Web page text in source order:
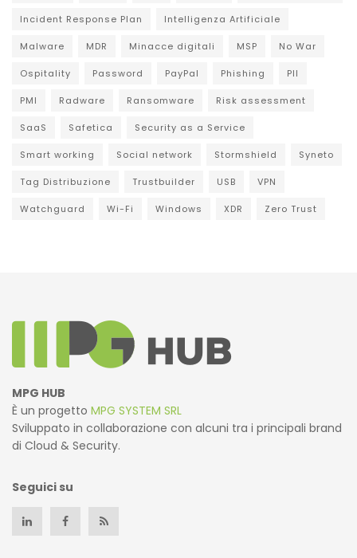
Incident Response Plan Intelligenza Artificiale
Malware MDR Minacce digitali MSP No War
Ospitality Password PayPal Phishing PII
PMI Radware Ransomware Risk assessment
SaaS Safetica Security as a Service
Smart working Social network Stormshield Syneto
Tag Distribuzione Trustbuilder USB VPN
Watchguard Wi-Fi Windows XDR Zero Trust
MPG HUB
È un progetto MPG SYSTEM SRL
Sviluppato in collaborazione con alcuni tra i principali brand
di Cloud & Security.
Seguici su